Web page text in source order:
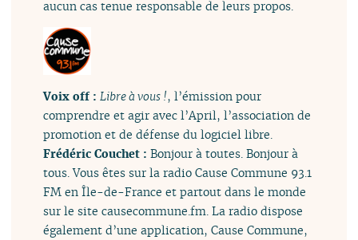
aucun cas tenue responsable de leurs propos.
Voix off : Libre à vous !, l’émission pour
comprendre et agir avec l’April, l’association de
promotion et de défense du logiciel libre.
Frédéric Couchet :Bonjour à toutes. Bonjour à
tous. Vous êtes sur la radio Cause Commune 93.1
FM en Île-de-France et partout dans le monde
sur le site causecommune.fm. La radio dispose
également d’une application, Cause Commune,